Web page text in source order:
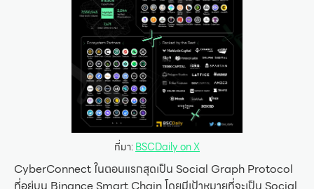
ที่มา:BSCDaily on X
CyberConnect ในตอนแรกสุดเป็น Social Graph Protocol